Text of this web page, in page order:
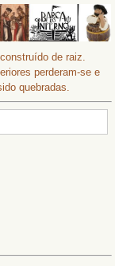
de raiz.
perderam-se e
quebradas.